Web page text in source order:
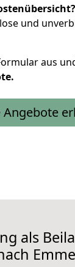
und
aus
Angebote
als